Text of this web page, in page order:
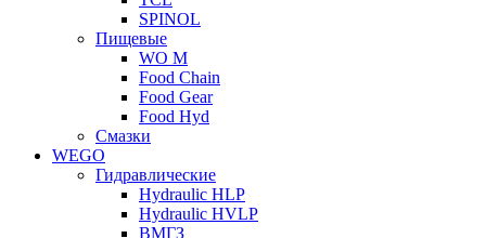
SPINOL
Пищевые
WO M
Food Chain
Food Gear
Food Hyd
Смазки
WEGO
Гидравлические
Hydraulic HLP
Hydraulic HVLP
ВМГЗ